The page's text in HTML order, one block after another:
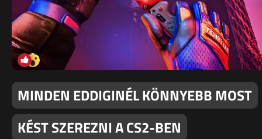
MINDEN EDDIGINÉL KÖNNYEBB MOST
KÉST SZEREZNI A CS2-BEN